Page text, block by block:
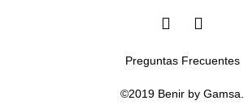
©2019 Benir by Gamsa.
Facebook
Preguntas Frecuentes